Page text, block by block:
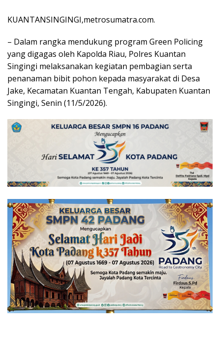
KUANTANSINGINGI,metrosumatra.com.
– Dalam rangka mendukung program Green Policing
yang digagas oleh Kapolda Riau, Polres Kuantan
Singingi melaksanakan kegiatan pembagian serta
penanaman bibit pohon kepada masyarakat di Desa
Jake, Kecamatan Kuantan Tengah, Kabupaten Kuantan
Singingi, Senin (11/5/2026).